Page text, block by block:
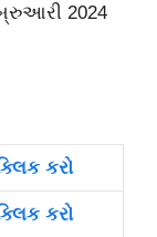
2024
કરો
કરો